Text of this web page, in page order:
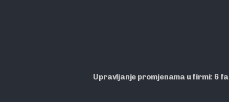
Upravljanje promjenama u firmi: 6